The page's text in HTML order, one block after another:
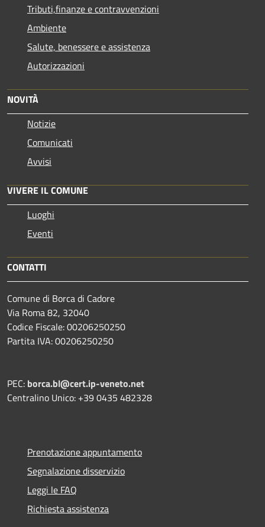
Tributi,finanze e contravvenzioni
Ambiente
Salute, benessere e assistenza
Autorizzazioni
NOVITÀ
Notizie
Comunicati
Avvisi
VIVERE IL COMUNE
Luoghi
Eventi
CONTATTI
Comune di Borca di Cadore
Via Roma 82, 32040
Codice Fiscale: 00206250250
Partita IVA: 00206250250
PEC: borca.bl@cert.ip-veneto.net
Centralino Unico: +39 0435 482328
Prenotazione appuntamento
Segnalazione disservizio
Leggi le FAQ
Richiesta assistenza